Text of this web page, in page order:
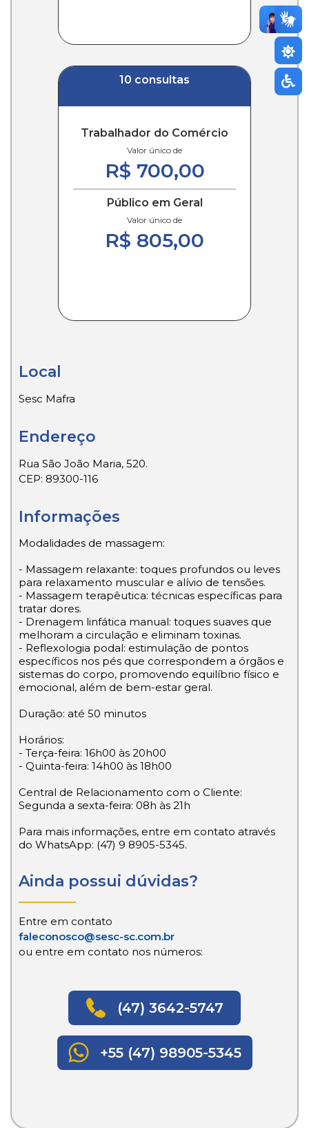
10 consultas
Trabalhador do Comércio
Valor único de
R$ 700,00
Público em Geral
Valor único de
R$ 805,00
Local
Sesc Mafra
Endereço
Rua São João Maria, 520.
CEP: 89300-116
Informações
Modalidades de massagem:
- Massagem relaxante: toques profundos ou leves
para relaxamento muscular e alívio de tensões.
- Massagem terapêutica: técnicas específicas para
tratar dores.
- Drenagem linfática manual: toques suaves que
melhoram a circulação e eliminam toxinas.
- Reflexologia podal: estimulação de pontos
específicos nos pés que correspondem a órgãos e
sistemas do corpo, promovendo equilíbrio físico e
emocional, além de bem-estar geral.
Duração: até 50 minutos
Horários:
- Terça-feira: 16h00 às 20h00
- Quinta-feira: 14h00 às 18h00
Central de Relacionamento com o Cliente:
Segunda a sexta-feira: 08h às 21h
Para mais informações, entre em contato através
do WhatsApp: (47) 9 8905-5345.
Ainda possui dúvidas?
Entre em contato
faleconosco@sesc-sc.com.br
ou entre em contato nos números:
(47) 3642-5747
+55 (47) 98905-5345